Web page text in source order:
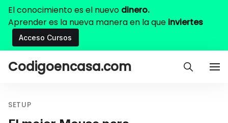
El conocimiento es el nuevo dinero.
Aprender es la nueva manera en la que inviertes
Acceso Cursos
Codigoencasa.com
SETUP